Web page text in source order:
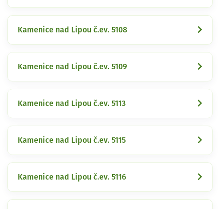
Kamenice nad Lipou č.ev. 5108
Kamenice nad Lipou č.ev. 5109
Kamenice nad Lipou č.ev. 5113
Kamenice nad Lipou č.ev. 5115
Kamenice nad Lipou č.ev. 5116